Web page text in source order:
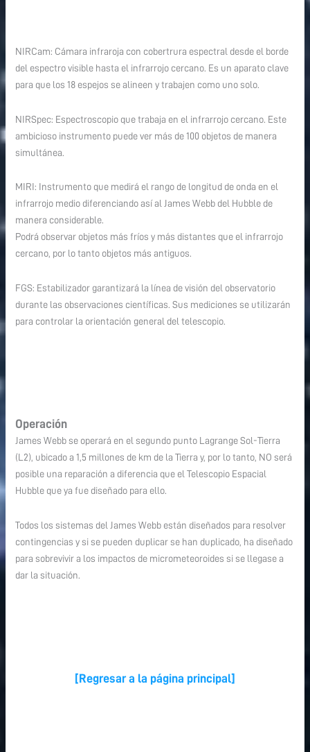
NIRCam: Cámara infraroja con cobertrura espectral desde el borde
del espectro visible hasta el infrarrojo cercano. Es un aparato clave
para que los 18 espejos se alineen y trabajen como uno solo.
NIRSpec: Espectroscopio que trabaja en el infrarrojo cercano. Este
ambicioso instrumento puede ver más de 100 objetos de manera
simultánea.
MIRI: Instrumento que medirá el rango de longitud de onda en el
infrarrojo medio diferenciando así al James Webb del Hubble de
manera considerable.
Podrá observar objetos más fríos y más distantes que el infrarrojo
cercano, por lo tanto objetos más antiguos.
FGS: Estabilizador garantizará la línea de visión del observatorio
durante las observaciones científicas. Sus mediciones se utilizarán
para controlar la orientación general del telescopio.
Operación
James Webb se operará en el segundo punto Lagrange Sol-Tierra
(L2), ubicado a 1,5 millones de km de la Tierra y, por lo tanto, NO será
posible una reparación a diferencia que el Telescopio Espacial
Hubble que ya fue diseñado para ello.
Todos los sistemas del James Webb están diseñados para resolver
contingencias y si se pueden duplicar se han duplicado, ha diseñado
para sobrevivir a los impactos de micrometeoroides si se llegase a
dar la situación.
[Regresar a la página principal]